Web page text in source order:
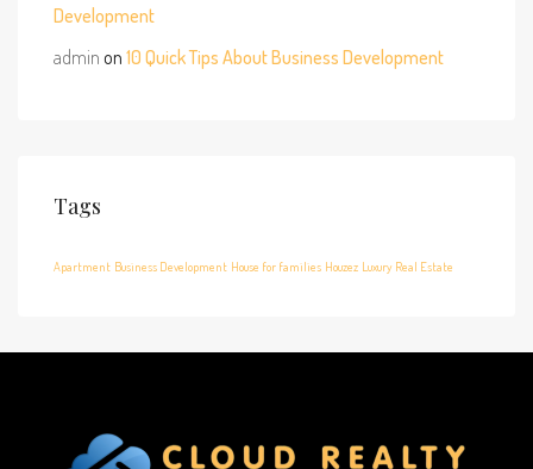
Development
admin on 10 Quick Tips About Business Development
Tags
Apartment Business Development House for families Houzez Luxury Real Estate